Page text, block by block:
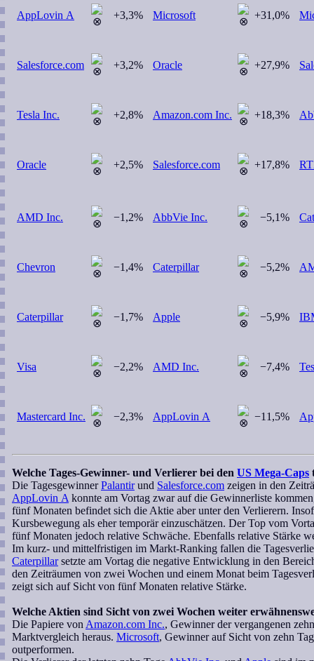
AppLovin A +3,3%
Salesforce.com +3,2%
Tesla Inc. +2,8%
Oracle +2,5%
AMD Inc. −1,2%
Chevron −1,4%
Caterpillar −1,7%
Visa −2,2%
Mastercard Inc. −2,3%
Microsoft +31,0%
Oracle +27,9%
Amazon.com Inc. +18,3%
Salesforce.com +17,8%
AbbVie Inc. −5,1%
Caterpillar −5,2%
Apple −5,9%
AMD Inc. −7,4%
AppLovin A −11,5%
Welche Tages-Gewinner- und Verlierer bei den US Mega-Caps
Die TagesgewinnerPalantirund Salesforce.com zeigen in den
AppLovin A konnte am Vortag zwar auf die Gewinnerliste
fünf Monaten befindet sich die Aktie aber unter den Verlierern.
Kursbewegung als eher temporär einzuschätzen. Der Top vom
fünf Monaten jedoch relative Schwäche. Ebenfalls relative Stärke
Im kurz- und mittelfristigen im Markt-Ranking fallen die
Caterpillarsetzte am Vortag die negative Entwicklung in den
den Zeiträumen von zwei Wochen und einem Monat beim
zeigt sich auf Sicht von fünf Monaten relative Stärke.
Welche Aktien sind Sicht von zwei Wochen weiter
Die Papiere von Amazon.com Inc., Gewinner der vergangenen
Marktvergleich heraus. Microsoft, Gewinner auf Sicht von zehn
outperformen.